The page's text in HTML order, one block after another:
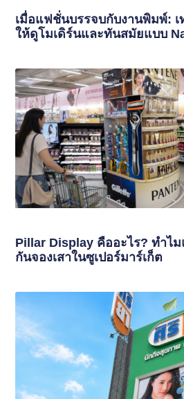
เมื่อแฟชั่นบรรจบกับงานพิมพ์:
ให้ดูโมเดิร์นและทันสมัยแบบ
Pillar Display คืออะไร? ทำไ
กันจองเสาในซูเปอร์มาร์เก็ต